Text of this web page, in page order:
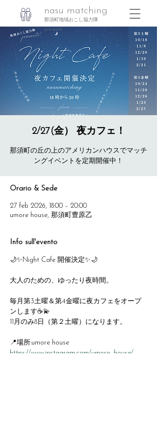
nasu matching
那須町地域おこし協力隊
presents
2/27(金） 夜カフェ！
那須町の丘の上のアメリカンハウスでマッチ
Orario & Sede
27 feb 2026, 18:00 – 20:00
umore house, 那須町豊原乙
Info sull'evento
🌙✨Night Cafe 開催決定✨🌙
大人のための、ゆったり夜時間。
毎月第3土曜＆第4金曜に夜カフェをオープ
ンします☕️💫
11月のみ8日（第２土曜）になります。
📍場所:umore house
https://www.instagram.com/umore_house/